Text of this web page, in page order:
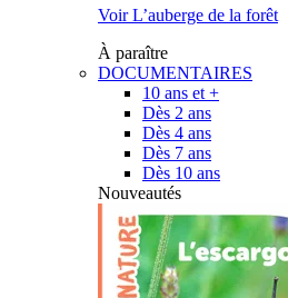
Voir L’auberge de la forêt
À paraître
DOCUMENTAIRES
10 ans et +
Dès 2 ans
Dès 4 ans
Dès 7 ans
Dès 10 ans
Nouveautés